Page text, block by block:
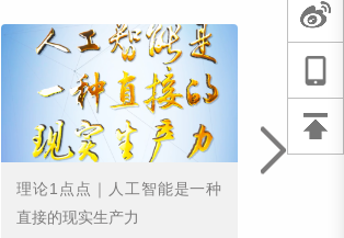
理论1点点｜人工智能是一种
直接的现实生产力